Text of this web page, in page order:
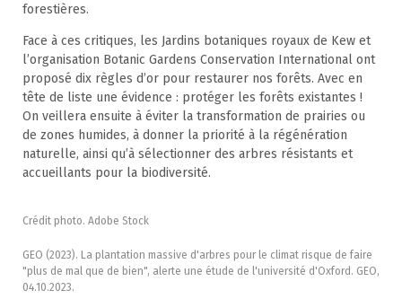
forestières.
Face à ces critiques, les Jardins botaniques royaux de Kew et
l’organisation Botanic Gardens Conservation International ont
proposé dix règles d’or pour restaurer nos forêts. Avec en
tête de liste une évidence : protéger les forêts existantes !
On veillera ensuite à éviter la transformation de prairies ou
de zones humides, à donner la priorité à la régénération
naturelle, ainsi qu’à sélectionner des arbres résistants et
accueillants pour la biodiversité.
Crédit photo. Adobe Stock
GEO (2023). La plantation massive d'arbres pour le climat risque de faire
"plus de mal que de bien", alerte une étude de l'université d'Oxford. GEO,
04.10.2023.